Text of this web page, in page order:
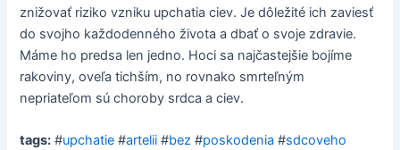
znižovať riziko vzniku upchatia ciev. Je dôležité ich zaviesť
do svojho každodenného života a dbať o svoje zdravie.
Máme ho predsa len jedno. Hoci sa najčastejšie bojíme
rakoviny, oveľa tichším, no rovnako smrteľným
nepriateľom sú choroby srdca a ciev.
tags: #upchatie #artelii #bez #poskodenia #sdcoveho